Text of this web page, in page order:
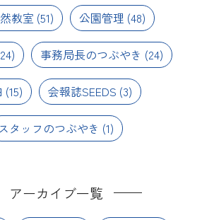
教室 (51) 公園管理 (48)
事務局長のつぶやき (24)
(15) 会報誌SEEDS (3)
スタッフのつぶやき (1)
アーカイブ一覧